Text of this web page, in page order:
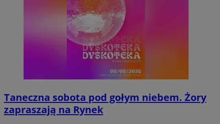
Taneczna sobota pod gołym niebem. Żory
zapraszają na Rynek